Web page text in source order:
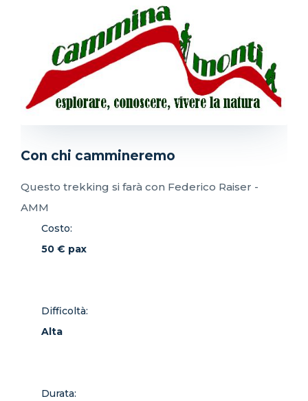
Con chi cammineremo
Questo trekking si farà con Federico Raiser -
AMM
Costo:
50 € pax
Difficoltà:
Alta
Durata: